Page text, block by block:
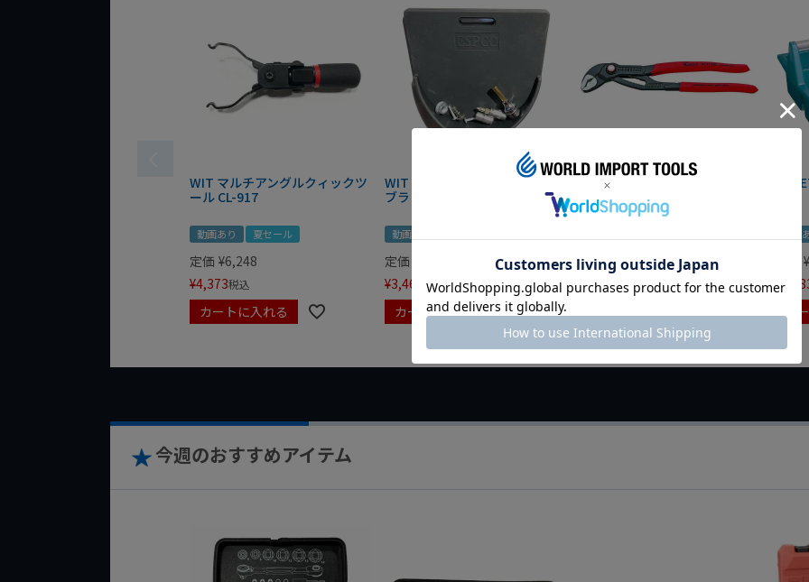
WIT マルチアングルクィックツ
ール CL-917
動画あり 夏セール
定価 ¥6,248
¥4,373税込
カートに入れる
WIT マグネットツールマット
ブラック
動画あり
定価
¥3,465 税込
カートに入れる
クニペックス コブラ クイック
セット 8721-250 KNIPEX
定価 ¥9,350
¥6,545税込
動画
¥
¥
カ
今週のおすすめアイテム